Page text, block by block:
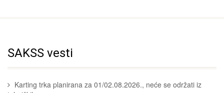
SAKSS vesti
Karting trka planirana za 01/02.08.2026., neće se održati iz